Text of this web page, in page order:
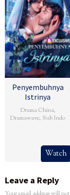
Penyembuhnya
Istrinya
Drama China,
Dramawave, Sub Indo
Watch
Leave a Reply